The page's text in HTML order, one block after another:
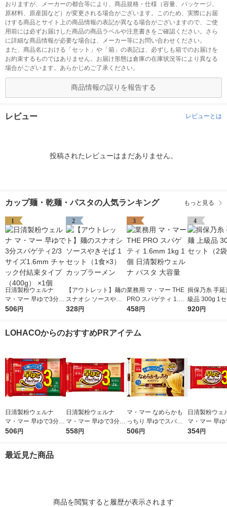
おりますが、メーカーの都合等により、商品規格・仕様（容量、パッケージ、
原材料、原産国など）が変更される場合がございます。このため、実際にお届
けする商品とサイト上の商品情報の表記が異なる場合がございますので、ご使
用前には必ずお届けした商品の商品ラベルや注意書きをご確認ください。さら
に詳細な商品情報が必要な場合は、メーカー等にお問い合わせください。
また、商品名における「セット」や「箱」の表記は、必ずしも箱でのお届けを
お約束するものではありません。お届け形態は倉庫の在庫状況等により異なる
場合がございます。あらかじめご了承ください。
商品情報の誤りを報告する
レビュー レビューとは
投稿されたレビューはまだありません。
カップ麺・乾麺・パスタの人気ランキング もっと見る
1
日清製粉ウェルナ
マ・マー 早ゆで3分ス
パゲティ2/3サイズ1.6
506円
2
【アウトレット】麺の
スナオシ ソースやき
そば 1セット（1食×
328円
3
業務用 マ・マー THE
PRO スパゲティ 1.6m
m 1kg 1個 日清製粉ウ
458円
4
揖保乃糸 手延
級品 300g 1
袋）
920円
LOHACOからのおすすめPRアイテム
日清製粉ウェルナ
マ・マー 早ゆで3分ス
パゲティ2/3サイズ1.6
506円
日清製粉ウェルナ
マ・マー 早ゆで3分ス
パゲティ 1.6mm チャ
558円
マ・マー なめらかも
っちり 早ゆでスパゲ
ティ 2/3サイズ チャッ
506円
日清製粉ウェ
マ・マー 早
ゲティ
354円
最近見た商品
商品を閲覧すると履歴が表示されます